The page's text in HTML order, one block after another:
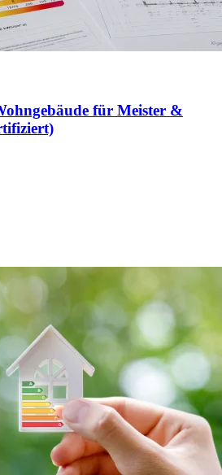
für Meister &